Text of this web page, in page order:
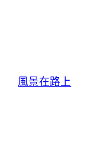
風景在路上